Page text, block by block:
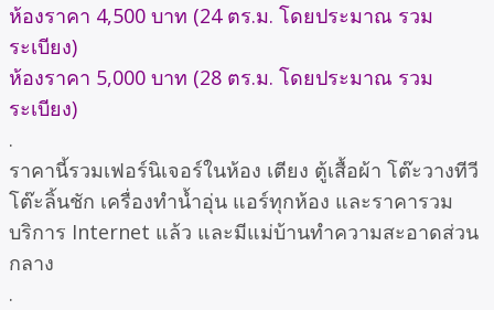
ห้องราคา 4,500 บาท (24 ตร.ม. โดยประมาณ รวม
ระเบียง)
ห้องราคา 5,000 บาท (28 ตร.ม. โดยประมาณ รวม
ระเบียง)
.
ราคานี้รวมเฟอร์นิเจอร์ในห้อง เตียง ตู้เสื้อผ้า โต๊ะวางทีวี
โต๊ะลิ้นชัก เครื่องทำน้ำอุ่น แอร์ทุกห้อง และราคารวม
บริการ Internet แล้ว และมีแม่บ้านทำความสะอาดส่วน
กลาง
.